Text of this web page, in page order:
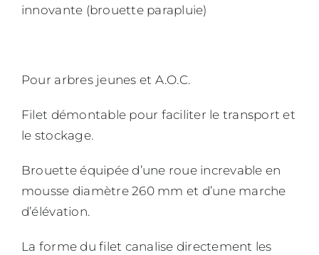
innovante (brouette parapluie)
Pour arbres jeunes et A.O.C.
Filet démontable pour faciliter le transport et
le stockage.
Brouette équipée d’une roue increvable en
mousse diamètre 260 mm et d’une marche
d’élévation.
La forme du filet canalise directement les